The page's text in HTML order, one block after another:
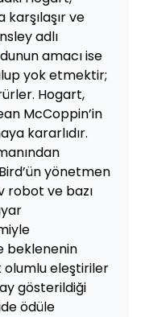
ve
adlı
amacı ise
yok etmektir;
Hogart,
McCoppin’in
kararlıdır.
yönetmen
robot ve bazı
beklenenin
olumlu eleştiriler
gösterildiği
ödüle